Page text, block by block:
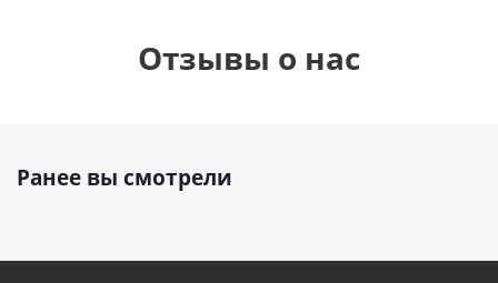
Отзывы о нас
Ранее вы смотрели